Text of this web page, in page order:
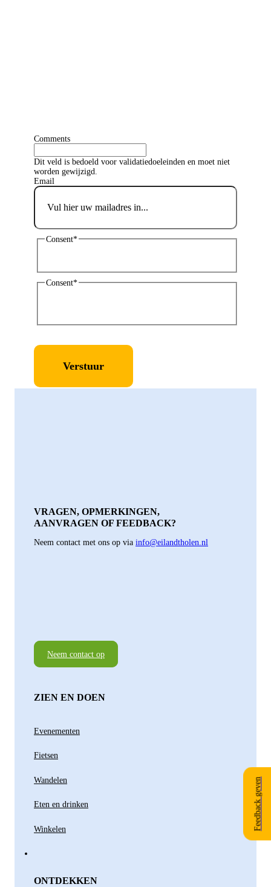
Comments
Dit veld is bedoeld voor validatiedoeleinden en moet niet
worden gewijzigd.
Email
Consent*
Consent*
VRAGEN, OPMERKINGEN,
AANVRAGEN OF FEEDBACK?
Neem contact met ons op via info@eilandtholen.nl
Neem contact op
ZIEN EN DOEN
Evenementen
Fietsen
Wandelen
Eten en drinken
Winkelen
ONTDEKKEN
Feedback geven